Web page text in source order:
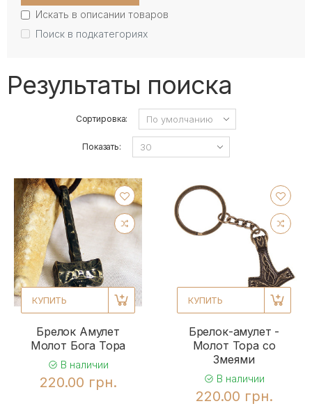
Искать в описании товаров
Поиск в подкатегориях
Результаты поиска
Сортировка:
Показать:
КУПИТЬ
Брелок Амулет
Молот Бога Тора
В наличии
220.00 грн.
КУПИТЬ
Брелок-амулет -
Молот Тора со
Змеями
В наличии
220.00 грн.